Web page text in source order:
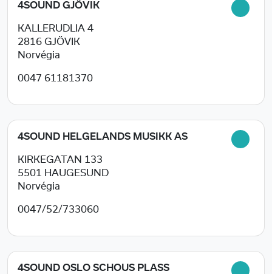
4SOUND GJÖVIK
KALLERUDLIA 4
2816 GJÖVIK
Norvégia
0047 61181370
4SOUND HELGELANDS MUSIKK AS
KIRKEGATAN 133
5501
HAUGESUND
Norvégia
0047/52/733060
4SOUND OSLO SCHOUS PLASS